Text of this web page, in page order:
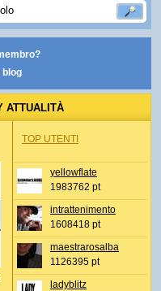
blog
ATTUALITÀ
TOP UTENTI
yellowflate
1983762 pt
intrattenimento
1608418 pt
maestrarosalba
1126395 pt
ladyblitz